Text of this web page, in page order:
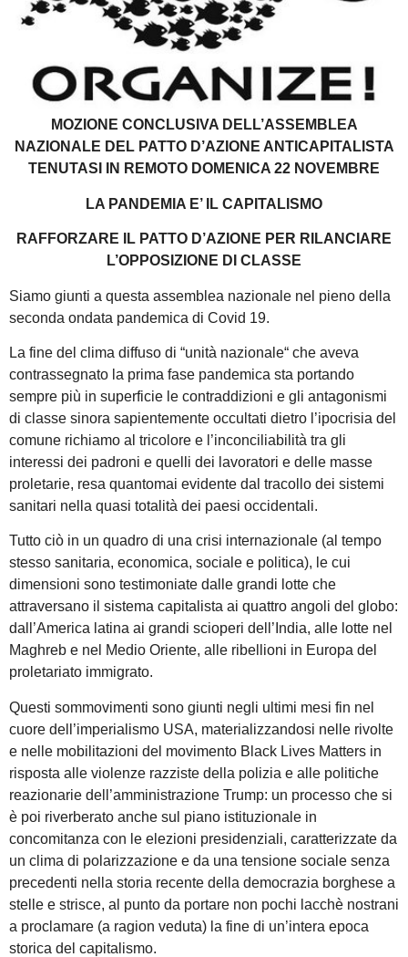
MOZIONE CONCLUSIVA DELL’ASSEMBLEA
NAZIONALE DEL PATTO D’AZIONE ANTICAPITALISTA
TENUTASI IN REMOTO DOMENICA 22 NOVEMBRE
LA PANDEMIA E’ IL CAPITALISMO
RAFFORZARE IL PATTO D’AZIONE PER RILANCIARE
L’OPPOSIZIONE DI CLASSE
Siamo giunti a questa assemblea nazionale nel pieno della
seconda ondata pandemica di Covid 19.
La fine del clima diffuso di “unità nazionale“ che aveva
contrassegnato la prima fase pandemica sta portando
sempre più in superficie le contraddizioni e gli antagonismi
di classe sinora sapientemente occultati dietro l’ipocrisia del
comune richiamo al tricolore e l’inconciliabilità tra gli
interessi dei padroni e quelli dei lavoratori e delle masse
proletarie, resa quantomai evidente dal tracollo dei sistemi
sanitari nella quasi totalità dei paesi occidentali.
Tutto ciò in un quadro di una crisi internazionale (al tempo
stesso sanitaria, economica, sociale e politica), le cui
dimensioni sono testimoniate dalle grandi lotte che
attraversano il sistema capitalista ai quattro angoli del globo:
dall’America latina ai grandi scioperi dell’India, alle lotte nel
Maghreb e nel Medio Oriente, alle ribellioni in Europa del
proletariato immigrato.
Questi sommovimenti sono giunti negli ultimi mesi fin nel
cuore dell’imperialismo USA, materializzandosi nelle rivolte
e nelle mobilitazioni del movimento Black Lives Matters in
risposta alle violenze razziste della polizia e alle politiche
reazionarie dell’amministrazione Trump: un processo che si
è poi riverberato anche sul piano istituzionale in
concomitanza con le elezioni presidenziali, caratterizzate da
un clima di polarizzazione e da una tensione sociale senza
precedenti nella storia recente della democrazia borghese a
stelle e strisce, al punto da portare non pochi lacchè nostrani
a proclamare (a ragion veduta) la fine di un’intera epoca
storica del capitalismo.